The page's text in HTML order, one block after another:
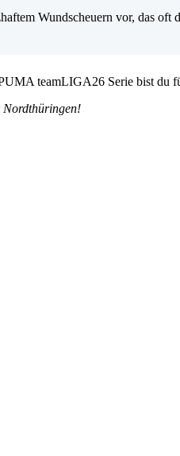
Wundscheuern vor, das
teamLIGA26 Serie bist du
Nordthüringen!